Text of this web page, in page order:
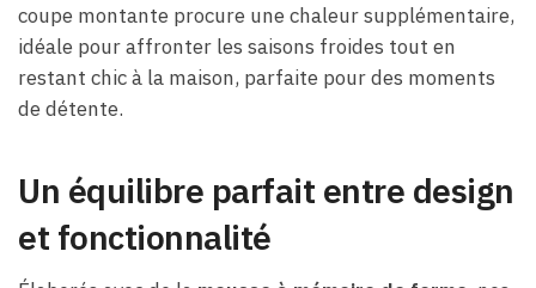
coupe montante procure une chaleur supplémentaire,
idéale pour affronter les saisons froides tout en
restant chic à la maison, parfaite pour des moments
de détente.
Un équilibre parfait entre design
et fonctionnalité